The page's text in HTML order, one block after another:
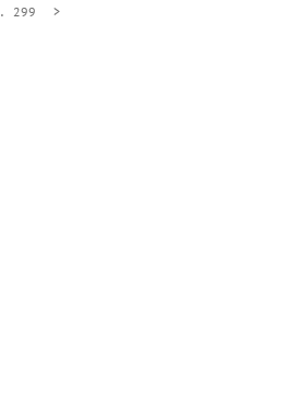
299 >